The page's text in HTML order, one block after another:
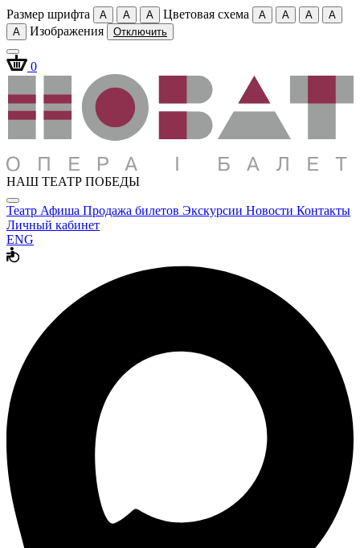
Размер шрифта A A A Цветовая схема A A A
A
A
Изображения Отключить
0
НАШ ТЕАТР ПОБЕДЫ
Театр Афиша Продажа билетов Экскурсии Новости Контакты
Личный кабинет
ENG